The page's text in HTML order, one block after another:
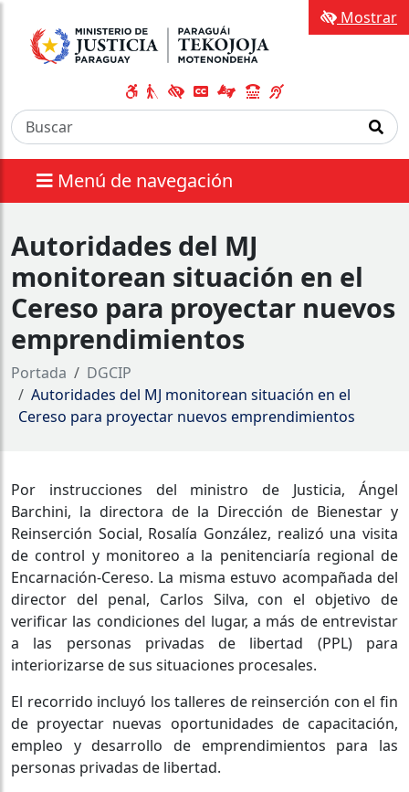
Menú de navegación
Mostrar
Autoridades del MJ
monitorean situación en el
Cereso para proyectar nuevos
emprendimientos
Portada
DGCIP
Autoridades del MJ monitorean situación en el
Cereso para proyectar nuevos emprendimientos
Por instrucciones del ministro de Justicia, Ángel
Barchini, la directora de la Dirección de Bienestar y
Reinserción Social, Rosalía González, realizó una visita
de control y monitoreo a la penitenciaría regional de
Encarnación-Cereso. La misma estuvo acompañada del
director del penal, Carlos Silva, con el objetivo de
verificar las condiciones del lugar, a más de entrevistar
a las personas privadas de libertad (PPL) para
interiorizarse de sus situaciones procesales.
El recorrido incluyó los talleres de reinserción con el fin
de proyectar nuevas oportunidades de capacitación,
empleo y desarrollo de emprendimientos para las
personas privadas de libertad.